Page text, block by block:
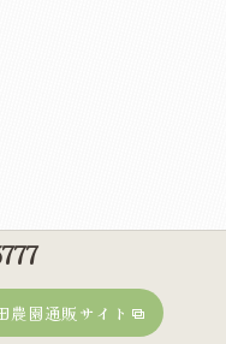
農園通販サイト